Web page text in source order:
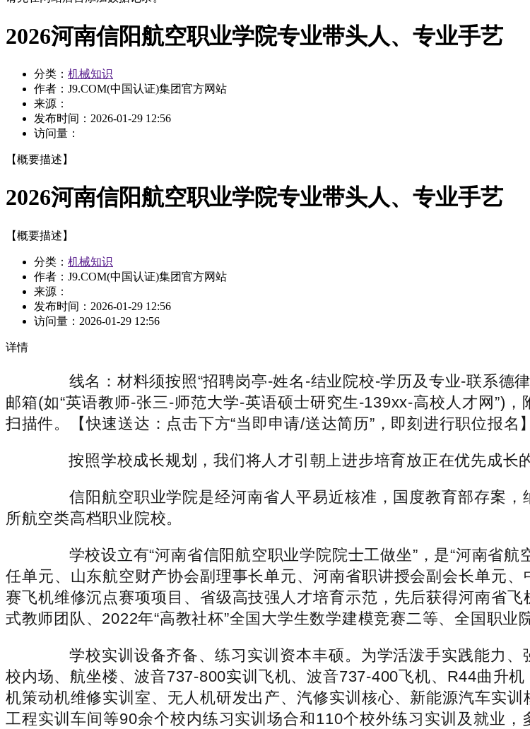
2026河南信阳航空职业学院专业带头人、专业手艺
分类： 机械知识
作者：J9.COM(中国认证)集团官方网站
来源：
发布时间： 2026-01-29 12:56
访问量：
【概要描述】
2026河南信阳航空职业学院专业带头人、专业手艺
【概要描述】
分类： 机械知识
作者：J9.COM(中国认证)集团官方网站
来源：
发布时间： 2026-01-29 12:56
访问量： 2026-01-29 12:56
详情
线名：材料须按照“招聘岗亭-姓名-结业院校-学历及专业-联系德
邮箱(如“英语教师-张三-师范大学-英语硕士研究生-139xx-高校人才网”)
扫描件。【快速送达：点击下方“当即申请/送达简历”，即刻进行职位报名
按照学校成长规划，我们将人才引朝上进步培育放正在优先成长
信阳航空职业学院是经河南省人平易近核准，国度教育部存案，
所航空类高档职业院校。
学校设立有“河南省信阳航空职业学院院士工做坐”，是“河南省航
任单元、山东航空财产协会副理事长单元、河南省职讲授会副会长单元
赛飞机维修沉点赛项项目、省级高技强人才培育示范，先后获得河南省
式教师团队、2022年“高教社杯”全国大学生数学建模竞赛二等、全国职
学校实训设备齐备、练习实训资本丰硕。为学活泼手实践能力、
校内场、航坐楼、波音737-800实训飞机、波音737-400飞机、R44曲升
机策动机维修实训室、无人机研发出产、汽修实训核心、新能源汽车实
工程实训车间等90余个校内练习实训场合和110个校外练习实训及就业